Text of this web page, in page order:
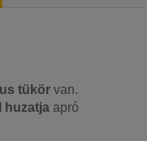
tükör van.
huzatja apró